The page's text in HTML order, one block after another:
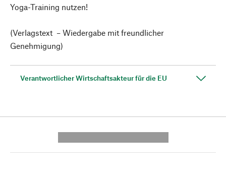
Yoga-Training nutzen!
(Verlagstext – Wiedergabe mit freundlicher
Genehmigung)
Verantwortlicher Wirtschaftsakteur für die EU